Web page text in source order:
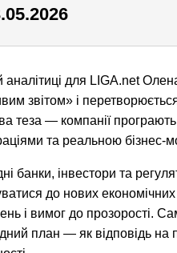
аналітиці для LIGA.net
звітом» і
теза — компанії програють
та реальною бізнес-
банки, інвестори та
до нових
і вимог до прозорості.
план — як відповідь на